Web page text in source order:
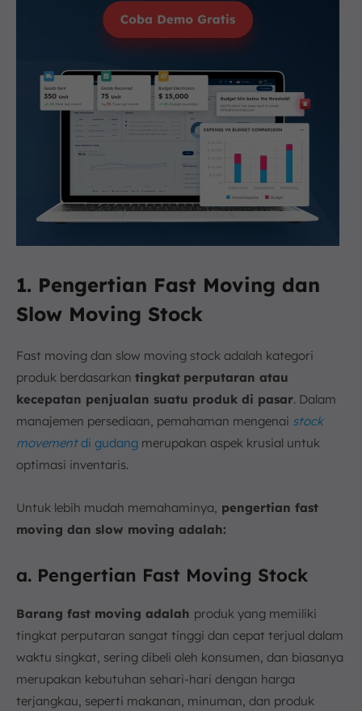
1. Pengertian Fast Moving dan
Slow Moving Stock
Fast moving dan slow moving stock adalah kategori
produk berdasarkan tingkat perputaran atau
kecepatan penjualan suatu produk di pasar. Dalam
manajemen persediaan, pemahaman mengenai stock
movementdi gudang merupakan aspek krusial untuk
optimasi inventaris.
Untuk lebih mudah memahaminya, pengertian fast
moving dan slow moving adalah:
a. Pengertian Fast Moving Stock
Barang fast moving adalah produk yang memiliki
tingkat perputaran sangat tinggi dan cepat terjual dalam
waktu singkat, sering dibeli oleh konsumen, dan biasanya
merupakan kebutuhan sehari-hari dengan harga
terjangkau, seperti makanan, minuman, dan produk